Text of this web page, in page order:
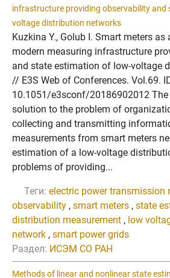
infrastructure providing observability and
voltage distribution networks
Kuzkina Y., Golub I. Smart meters
modern measuring infrastructure
and state estimation of low-voltage
// E3S Web of Conferences. Vol.69.
10.1051/e3sconf/20186902012 The
solution to the problem of
collecting and transmitting
measurements from smart meters
estimation of a low-voltage
problems of providing...
Теги: electric power transmission
observability , smart meters , state
distribution measurement , low
network , smart power grids
Раздел: ИСЭМ СО РАН
Methods of linear and nonlinear state